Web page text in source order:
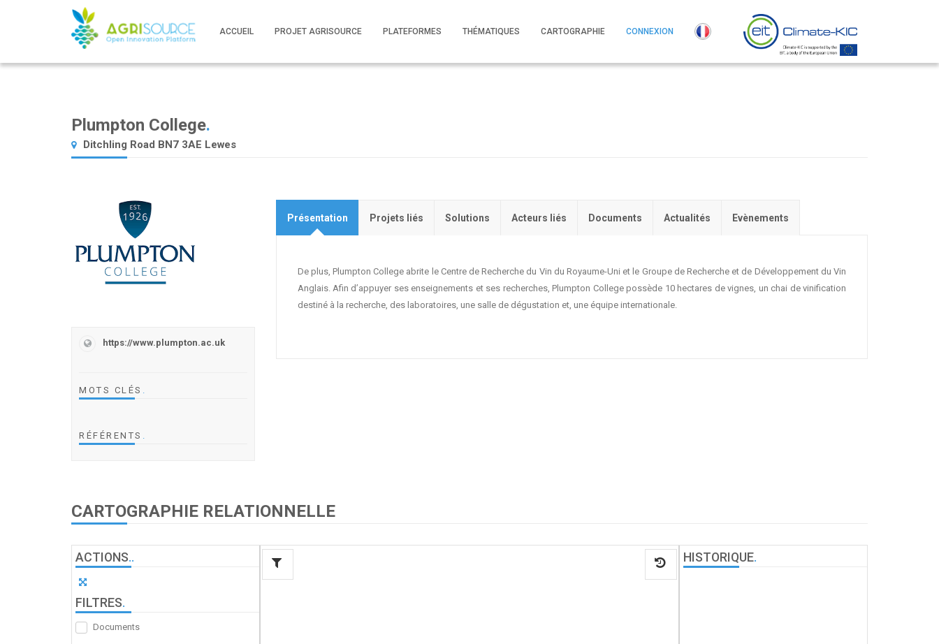
ACCUEIL PROJET AGRISOURCE PLATEFORMES THÉMATIQUES CARTOGRAPHIE CONNEXION
Plumpton College.
Ditchling Road BN7 3AE Lewes
https://www.plumpton.ac.uk
MOTS CLÉS .
RÉFÉRENTS .
Présentation Projets liés Solutions Acteurs liés Documents Actualités Evènements
De plus, Plumpton College abrite le Centre de Recherche du Vin du Royaume-Uni et le Groupe de Recherche et de Développement du Vin
Anglais. Afin d’appuyer ses enseignements et ses recherches, Plumpton College possède 10 hectares de vignes, un chai de vinification
destiné à la recherche, des laboratoires, une salle de dégustation et, une équipe internationale.
CARTOGRAPHIE RELATIONNELLE
ACTIONS..
FILTRES.
Documents
HISTORIQUE.